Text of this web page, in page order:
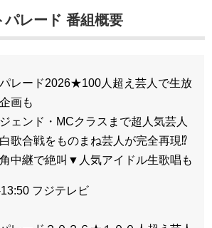
レード 番組概要
レード2026★100人超え芸人で生放
画も
ェンド・MCクラスまで超人気芸人
歌合戦をものまね芸人が完全再現⁉
中継で絶叫▼人気アイドル生歌唱も
フジテレビ